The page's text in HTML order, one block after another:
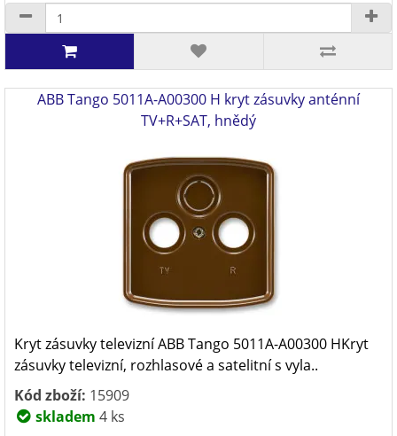
ABB Tango 5011A-A00300 H kryt zásuvky anténní
TV+R+SAT, hnědý
Kryt zásuvky televizní ABB Tango 5011A-A00300 HKryt
zásuvky televizní, rozhlasové a satelitní s vyla..
Kód zboží: 15909
skladem 4 ks